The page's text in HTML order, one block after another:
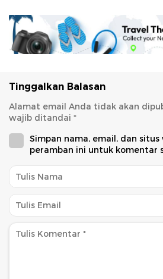
Tinggalkan Balasan
Alamat email Anda tidak akan
wajib ditandai *
Simpan nama, email, dan situs
peramban ini untuk komentar